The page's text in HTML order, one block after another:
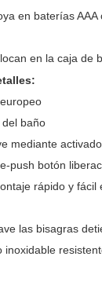
en baterías AAA
en la caja de
baño
mediante
push botón
rápido y fácil
las bisagras
inoxidable